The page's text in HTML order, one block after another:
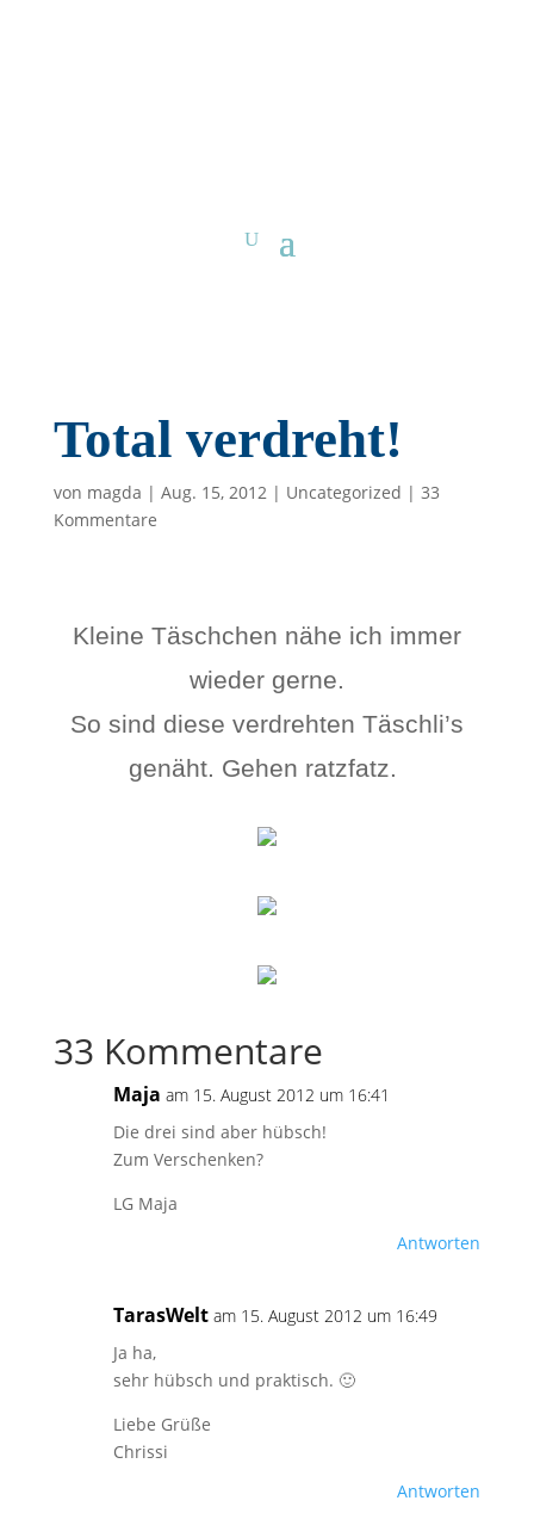
Total verdreht!
von magda | Aug. 15, 2012| Uncategorized | 33
Kommentare
Kleine Täschchen nähe ich immer
wieder gerne.
So sind diese verdrehten Täschli’s
genäht. Gehen ratzfatz.
33 Kommentare
Maja am 15. August 2012 um 16:41
Die drei sind aber hübsch!
Zum Verschenken?
LG Maja
Antworten
TarasWelt am 15. August 2012 um 16:49
Ja ha,
sehr hübsch und praktisch. 🙂
Liebe Grüße
Chrissi
Antworten